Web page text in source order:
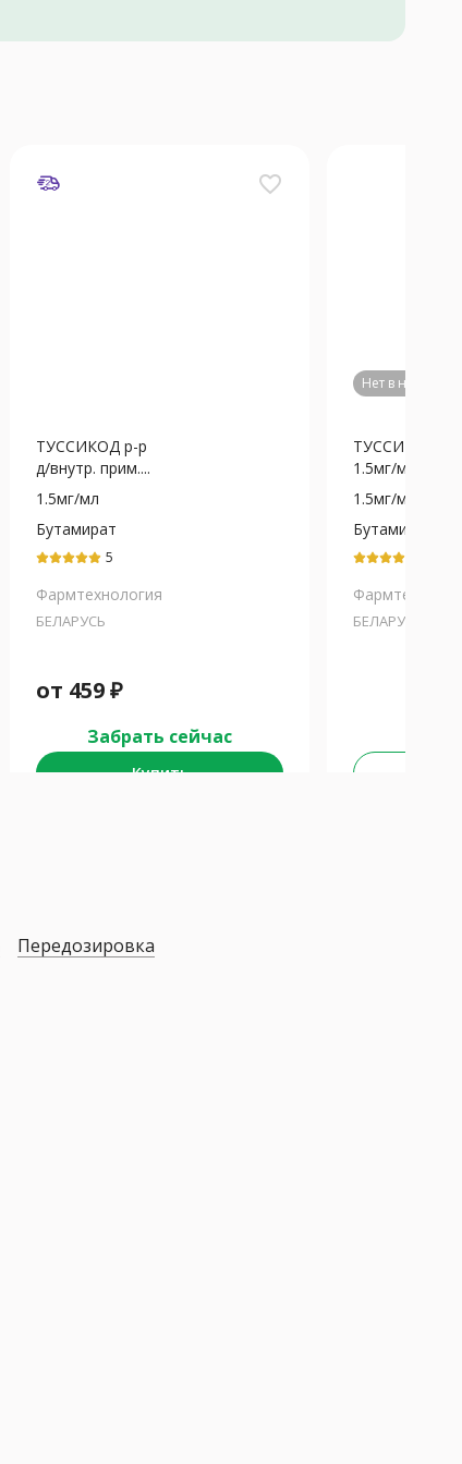
favorite_border
ТУССИКОД р-р
д/внутр. прим....
1.5мг/мл
Бутамират
5
Фармтехнология
БЕЛАРУСЬ
от 459₽
Забрать сейчас
Купить
Нет в наличии
ТУССИКОД
1.5мг/мл -
1.5мг/мл
Бутамират
БЕЛАРУСЬ
Передозировка